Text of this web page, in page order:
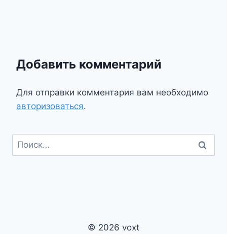
Добавить комментарий
Для отправки комментария вам необходимо
авторизоваться.
Найти:
© 2026 voxt